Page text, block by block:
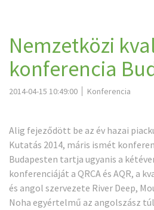
Nemzetközi
konferencia
2014-04-15 10:49:00 Konferencia
Alig fejeződött be az év hazai
Kutatás 2014, máris ismét
Budapesten tartja ugyanis a
konferenciáját a QRCA és AQR, a
és angol szervezete River Deep,
Noha egyértelmű az angolszász